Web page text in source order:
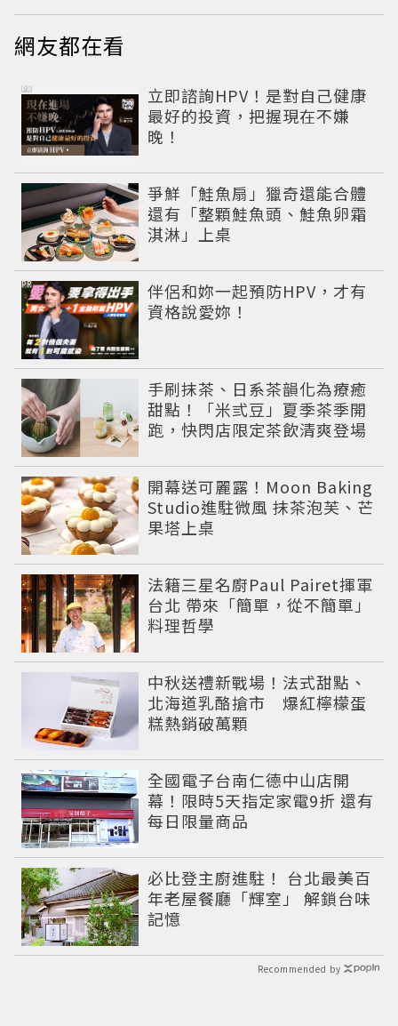
網友都在看
立即諮詢HPV！是對自己健康
最好的投資，把握現在不嫌
晚！
PR
爭鮮「鮭魚扇」獵奇還能合體
還有「整顆鮭魚頭、鮭魚卵霜
淇淋」上桌
伴侶和妳一起預防HPV，才有
資格說愛妳！
PR
手刷抹茶、日系茶韻化為療癒
甜點！「米弎豆」夏季茶季開
跑，快閃店限定茶飲清爽登場
開幕送可麗露！Moon Baking
Studio進駐微風 抹茶泡芙、芒
果塔上桌
法籍三星名廚Paul Pairet揮軍
台北 帶來「簡單，從不簡單」
料理哲學
中秋送禮新戰場！法式甜點、
北海道乳酪搶市 爆紅檸檬蛋
糕熱銷破萬顆
全國電子台南仁德中山店開
幕！限時5天指定家電9折 還有
每日限量商品
必比登主廚進駐！ 台北最美百
年老屋餐廳「輝室」 解鎖台味
記憶
Recommended by